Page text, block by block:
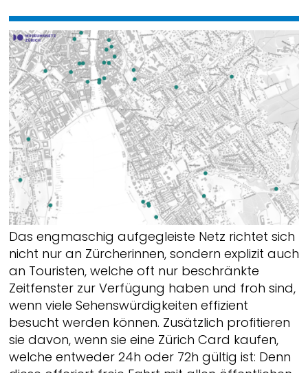
Das engmaschig aufgegleiste Netz richtet sich
nicht nur an Zürcherinnen, sondern explizit auch
an Touristen, welche oft nur beschränkte
Zeitfenster zur Verfügung haben und froh sind,
wenn viele Sehenswürdigkeiten effizient
besucht werden können. Zusätzlich profitieren
sie davon, wenn sie eine Zürich Card kaufen,
welche entweder 24h oder 72h gültig ist: Denn